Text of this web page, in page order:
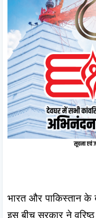
भारत और पाकिस्तान के
इस बीच सरकार ने